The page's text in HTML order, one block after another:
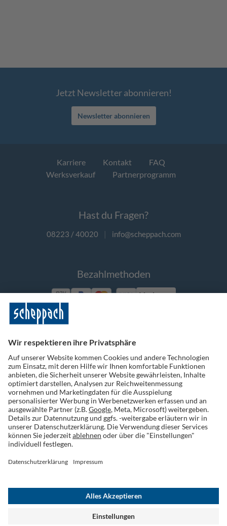
Jetzt Newsletter abonnieren!
Newsletter abonnieren
Karriere Kontakt
FAQ
Werksverkauf
Partnerprogramm
Hast du Fragen?
08223 / 40020 | info@scheppach.com
Bezahlmethoden
Vorkasse
Folge uns auf Social Media
Widerruf einreichen
Impressum